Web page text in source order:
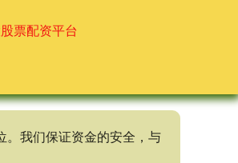
票配资平台
。我们保证资金的安全，与